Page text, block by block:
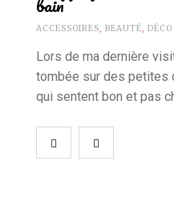
ACCESSOIRES, BEAUTÉ, DÉCO
Lors de ma dernière
tombée sur des petites
qui sentent bon et pas